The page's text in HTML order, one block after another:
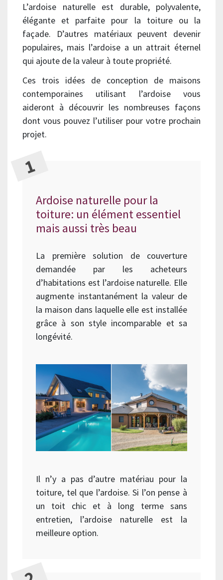
L’ardoise naturelle est durable, polyvalente,
élégante et parfaite pour la toiture ou la
façade. D’autres matériaux peuvent devenir
populaires, mais l’ardoise a un attrait éternel
qui ajoute de la valeur à toute propriété.
Ces trois idées de conception de maisons
contemporaines utilisant l’ardoise vous
aideront à découvrir les nombreuses façons
dont vous pouvez l’utiliser pour votre prochain
projet.
Ardoise naturelle pour la
toiture: un élément essentiel
mais aussi très beau
La première solution de couverture
demandée par les acheteurs
d’habitations est l’ardoise naturelle. Elle
augmente instantanément la valeur de
la maison dans laquelle elle est installée
grâce à son style incomparable et sa
longévité.
Il n’y a pas d’autre matériau pour la
toiture, tel que l’ardoise. Si l’on pense à
un toit chic et à long terme sans
entretien, l’ardoise naturelle est la
meilleure option.